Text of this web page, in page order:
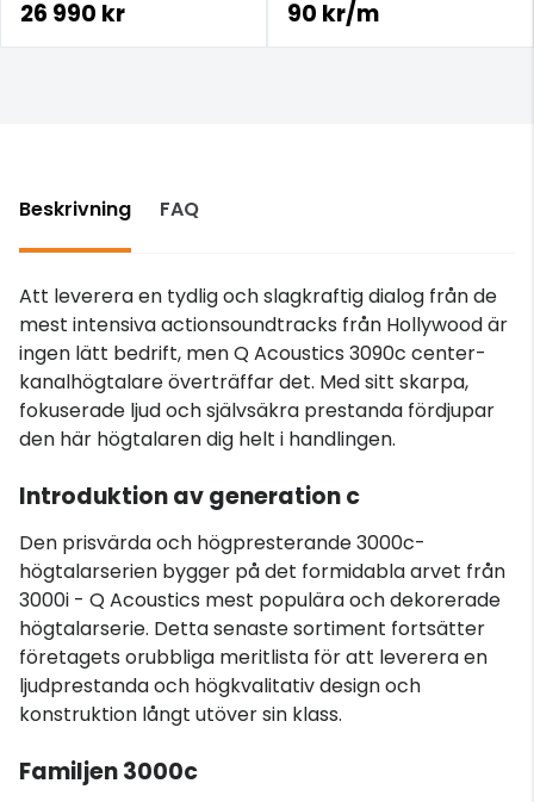
26 990 kr 90 kr/m
Beskrivning FAQ
Att leverera en tydlig och slagkraftig dialog från de
mest intensiva actionsoundtracks från Hollywood är
ingen lätt bedrift, men Q Acoustics 3090c center-
kanalhögtalare överträffar det. Med sitt skarpa,
fokuserade ljud och självsäkra prestanda fördjupar
den här högtalaren dig helt i handlingen.
Introduktion av generation c
Den prisvärda och högpresterande 3000c-
högtalarserien bygger på det formidabla arvet från
3000i - Q Acoustics mest populära och dekorerade
högtalarserie. Detta senaste sortiment fortsätter
företagets orubbliga meritlista för att leverera en
ljudprestanda och högkvalitativ design och
konstruktion långt utöver sin klass.
Familjen 3000c